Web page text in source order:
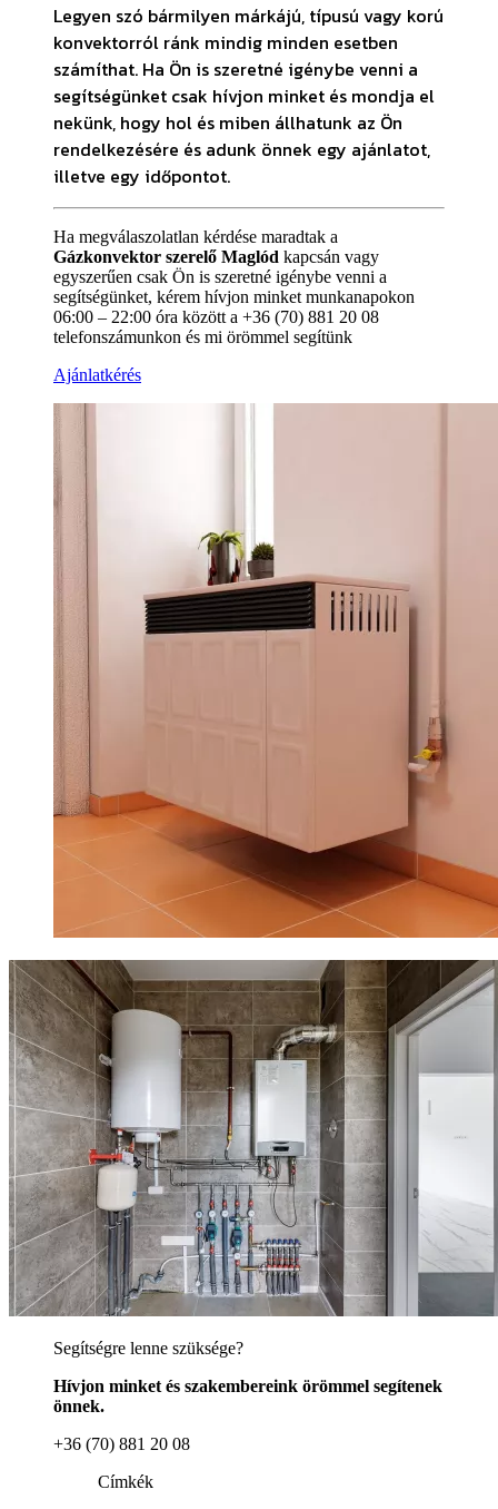
Legyen szó bármilyen márkájú, típusú vagy korú
konvektorról ránk mindig minden esetben
számíthat. Ha Ön is szeretné igénybe venni a
segítségünket csak hívjon minket és mondja el
nekünk, hogy hol és miben állhatunk az Ön
rendelkezésére és adunk önnek egy ajánlatot,
illetve egy időpontot.
Ha megválaszolatlan kérdése maradtak a
Gázkonvektor szerelő Maglód kapcsán vagy
egyszerűen csak Ön is szeretné igénybe venni a
segítségünket, kérem hívjon minket munkanapokon
06:00 – 22:00 óra között a +36 (70) 881 20 08
telefonszámunkon és mi örömmel segítünk
Ajánlatkérés
Segítségre lenne szüksége?
Hívjon minket és szakembereink örömmel segítenek
önnek.
+36 (70) 881 20 08
Címkék